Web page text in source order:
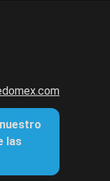
las